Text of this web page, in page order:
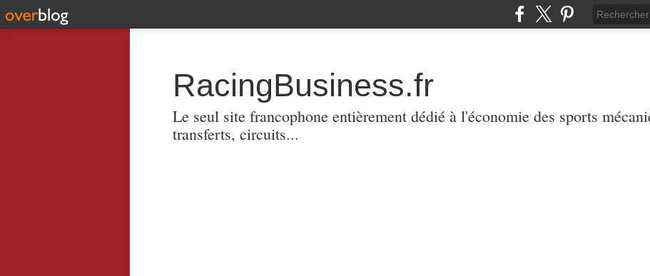
RacingBusiness.fr
Le seul site francophone entièrement dédié à l'économie des sports
transferts, circuits...